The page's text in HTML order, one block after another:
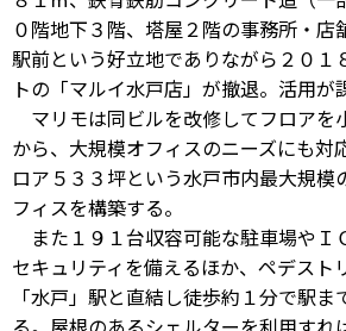
０階地下３階、塔屋２階の事務所・店
駅前という好立地でありながら２０１
トの「マルイ水戸店」が撤退。活用が
マリモは同ビルを改修してフロアを
から、大規模オフィスのニーズにも対
ロア５３３坪という水戸市内最大規模
フィスを構築する。
また１９１台収容可能な駐車場やＩ
セキュリティを備えるほか、ペデスト
「水戸」駅と直結し徒歩約１分で駅ま